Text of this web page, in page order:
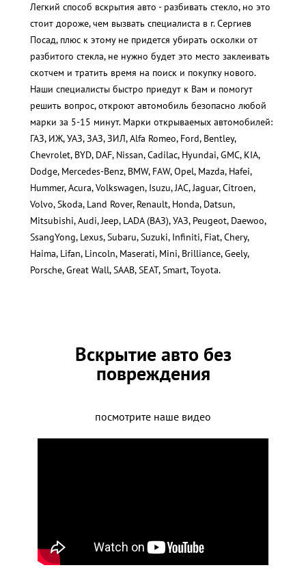
Легкий способ вскрытия авто - разбивать стекло, но это
стоит дороже, чем вызвать специалиста в г. Сергиев
Посад, плюс к этому не придется убирать осколки от
разбитого стекла, не нужно будет это место заклеивать
скотчем и тратить время на поиск и покупку нового.
Наши специалисты быстро приедут к Вам и помогут
решить вопрос, откроют автомобиль безопасно любой
марки за 5-15 минут. Марки открываемых автомобилей:
ГАЗ, ИЖ, УАЗ, ЗАЗ, ЗИЛ, Alfa Romeo, Ford, Bentley,
Chevrolet, BYD, DAF, Nissan, Cadilac, Hyundai, GMC, KIA,
Dodge, Mercedes-Benz, BMW, FAW, Opel, Mazda, Hafei,
Hummer, Acura, Volkswagen, Isuzu, JAC, Jaguar, Citroen,
Volvo, Skoda, Land Rover, Renault, Honda, Datsun,
Mitsubishi, Audi, Jeep, LADA (ВАЗ), УАЗ, Peugeot, Daewoo,
SsangYong, Lexus, Subaru, Suzuki, Infiniti, Fiat, Chery,
Haima, Lifan, Lincoln, Maserati, Mini, Brilliance, Geely,
Porsche, Great Wall, SAAB, SEAT, Smart, Toyota.
Вскрытие авто без
повреждения
посмотрите наше видео